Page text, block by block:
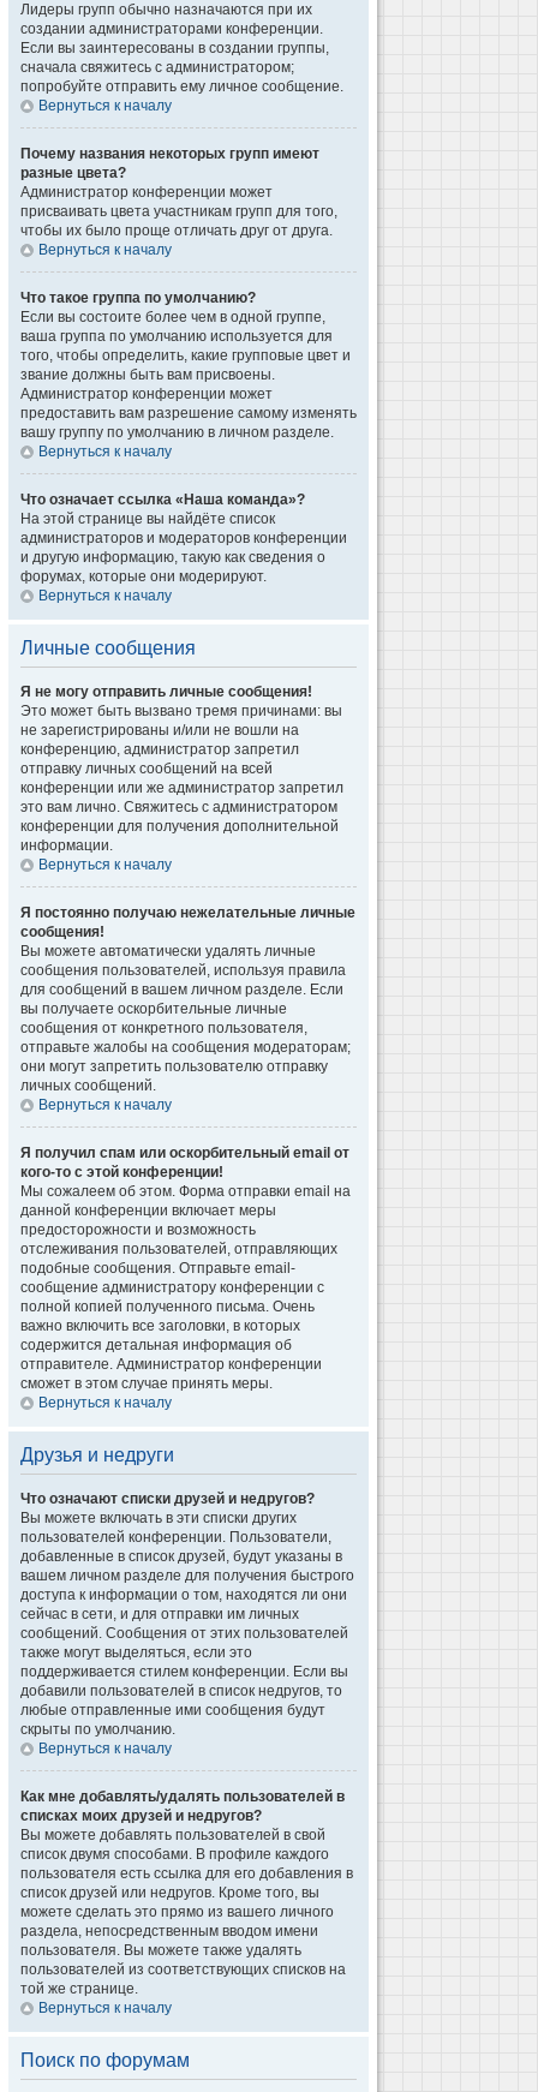
Лидеры групп обычно назначаются при их
создании администраторами конференции.
Если вы заинтересованы в создании группы,
сначала свяжитесь с администратором;
попробуйте отправить ему личное сообщение.
Вернуться к началу
Почему названия некоторых групп имеют
разные цвета?
Администратор конференции может
присваивать цвета участникам групп для того,
чтобы их было проще отличать друг от друга.
Вернуться к началу
Что такое группа по умолчанию?
Если вы состоите более чем в одной группе,
ваша группа по умолчанию используется для
того, чтобы определить, какие групповые цвет и
звание должны быть вам присвоены.
Администратор конференции может
предоставить вам разрешение самому изменять
вашу группу по умолчанию в личном разделе.
Вернуться к началу
Что означает ссылка «Наша команда»?
На этой странице вы найдёте список
администраторов и модераторов конференции
и другую информацию, такую как сведения о
форумах, которые они модерируют.
Вернуться к началу
Личные сообщения
Я не могу отправить личные сообщения!
Это может быть вызвано тремя причинами: вы
не зарегистрированы и/или не вошли на
конференцию, администратор запретил
отправку личных сообщений на всей
конференции или же администратор запретил
это вам лично. Свяжитесь с администратором
конференции для получения дополнительной
информации.
Вернуться к началу
Я постоянно получаю нежелательные личные
сообщения!
Вы можете автоматически удалять личные
сообщения пользователей, используя правила
для сообщений в вашем личном разделе. Если
вы получаете оскорбительные личные
сообщения от конкретного пользователя,
отправьте жалобы на сообщения модераторам;
они могут запретить пользователю отправку
личных сообщений.
Вернуться к началу
Я получил спам или оскорбительный email от
кого-то с этой конференции!
Мы сожалеем об этом. Форма отправки email на
данной конференции включает меры
предосторожности и возможность
отслеживания пользователей, отправляющих
подобные сообщения. Отправьте email-
сообщение администратору конференции с
полной копией полученного письма. Очень
важно включить все заголовки, в которых
содержится детальная информация об
отправителе. Администратор конференции
сможет в этом случае принять меры.
Вернуться к началу
Друзья и недруги
Что означают списки друзей и недругов?
Вы можете включать в эти списки других
пользователей конференции. Пользователи,
добавленные в список друзей, будут указаны в
вашем личном разделе для получения быстрого
доступа к информации о том, находятся ли они
сейчас в сети, и для отправки им личных
сообщений. Сообщения от этих пользователей
также могут выделяться, если это
поддерживается стилем конференции. Если вы
добавили пользователей в список недругов, то
любые отправленные ими сообщения будут
скрыты по умолчанию.
Вернуться к началу
Как мне добавлять/удалять пользователей в
списках моих друзей и недругов?
Вы можете добавлять пользователей в свой
список двумя способами. В профиле каждого
пользователя есть ссылка для его добавления в
список друзей или недругов. Кроме того, вы
можете сделать это прямо из вашего личного
раздела, непосредственным вводом имени
пользователя. Вы можете также удалять
пользователей из соответствующих списков на
той же странице.
Вернуться к началу
Поиск по форумам